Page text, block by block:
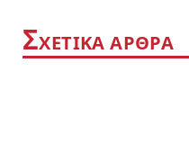
ΣΧΕΤΙΚΑ ΑΡΘΡΑ